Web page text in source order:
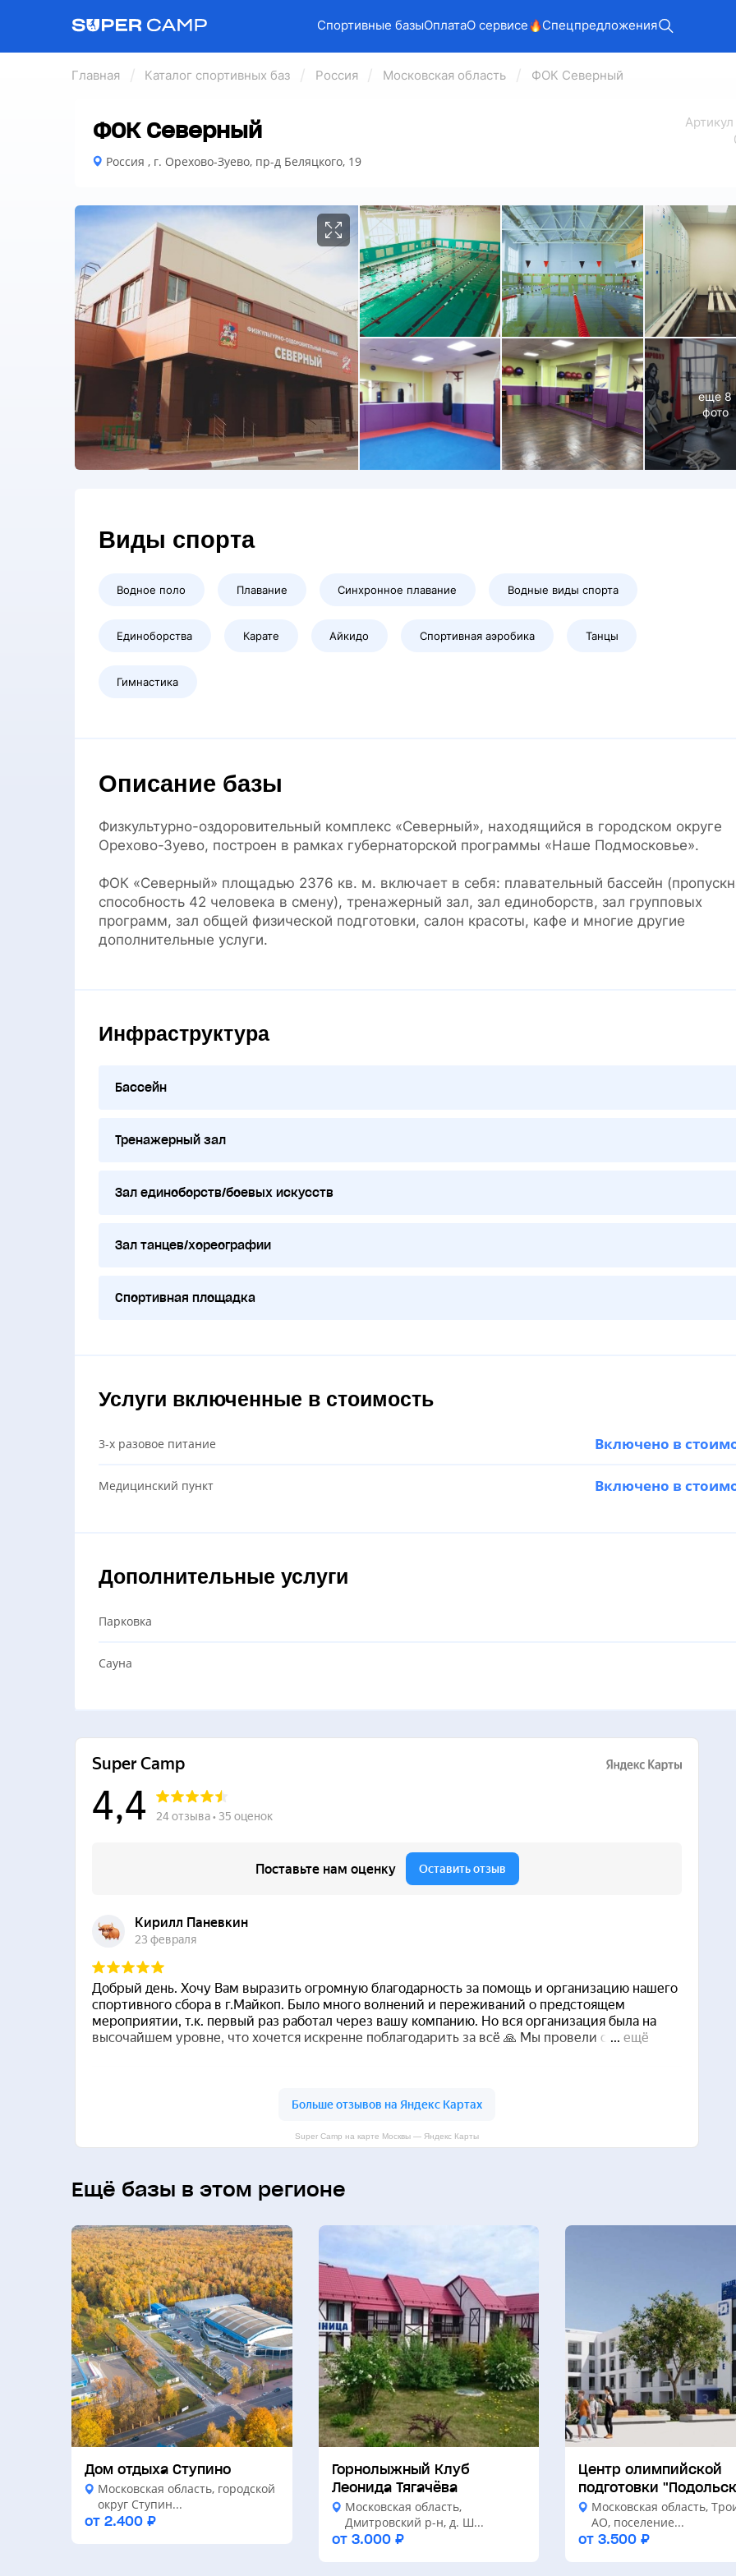
Спортивные базыОплатаО сервисе Спецпредложения
Главная Каталог спортивных баз Россия Московская область ФОК Северный
Арт
ФОК Северный
Россия , г. Орехово-Зуево, пр-д Беляцкого, 19
еще 8
фото
Виды спорта
Водное поло Плавание Синхронное плавание Водные виды спорта
Единоборства Карате Айкидо Спортивная аэробика Танцы
Гимнастика
Описание базы
Физкультурно-оздоровительный комплекс «Северный», находящийся в городском округе
Орехово-Зуево, построен в рамках губернаторской программы «Наше Подмосковье».
ФОК «Северный» площадью 2376 кв. м. включает в себя: плавательный бассейн
способность 42 человека в смену), тренажерный зал, зал единоборств, зал групповых
программ, зал общей физической подготовки, салон красоты, кафе и многие другие
дополнительные услуги.
Инфраструктура
Бассейн
Тренажерный зал
Зал единоборств/боевых искусств
Зал танцев/хореографии
Спортивная площадка
Услуги включенные в стоимость
3-х разовое питание Включено в
Медицинский пункт Включено в
Дополнительные услуги
Парковка
Сауна
Super Camp на карте Москвы — Яндекс Карты
Ещё базы в этом регионе
Дом отдыха Ступино
Московская область, городской
округ Ступин...
от 2.400 ₽
Горнолыжный Клуб
Леонида Тягачёва
Московская область,
Дмитровский р-н, д. Ш...
от 3.000 ₽
Центр олимпийской
подготовки
Московская область,
АО, поселение...
от 3.500 ₽